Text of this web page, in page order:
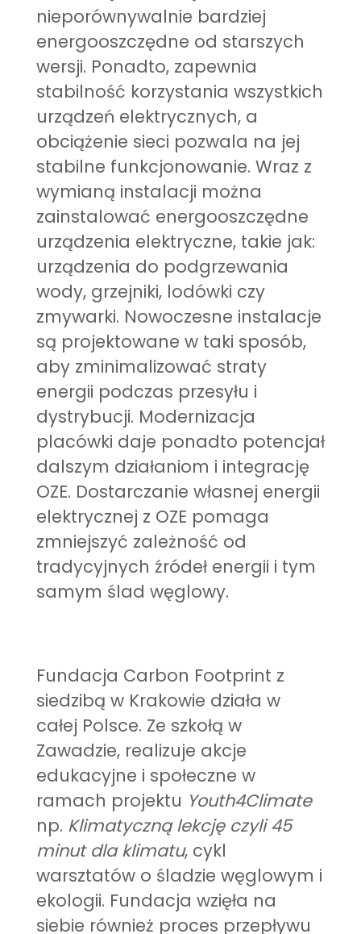
nieporównywalnie bardziej
energooszczędne od starszych
wersji. Ponadto, zapewnia
stabilność korzystania wszystkich
urządzeń elektrycznych, a
obciążenie sieci pozwala na jej
stabilne funkcjonowanie. Wraz z
wymianą instalacji można
zainstalować energooszczędne
urządzenia elektryczne, takie jak:
urządzenia do podgrzewania
wody, grzejniki, lodówki czy
zmywarki. Nowoczesne instalacje
są projektowane w taki sposób,
aby zminimalizować straty
energii podczas przesyłu i
dystrybucji. Modernizacja
placówki daje ponadto potencjał
dalszym działaniom i integrację
OZE. Dostarczanie własnej energii
elektrycznej z OZE pomaga
zmniejszyć zależność od
tradycyjnych źródeł energii i tym
samym ślad węglowy.
Fundacja Carbon Footprint z
siedzibą w Krakowie działa w
całej Polsce. Ze szkołą w
Zawadzie, realizuje akcje
edukacyjne i społeczne w
ramach projektu Youth4Climate
np. Klimatyczną lekcję czyli 45
minut dla klimatu, cykl
warsztatów o śladzie węglowym i
ekologii. Fundacja wzięła na
siebie również proces przepływu